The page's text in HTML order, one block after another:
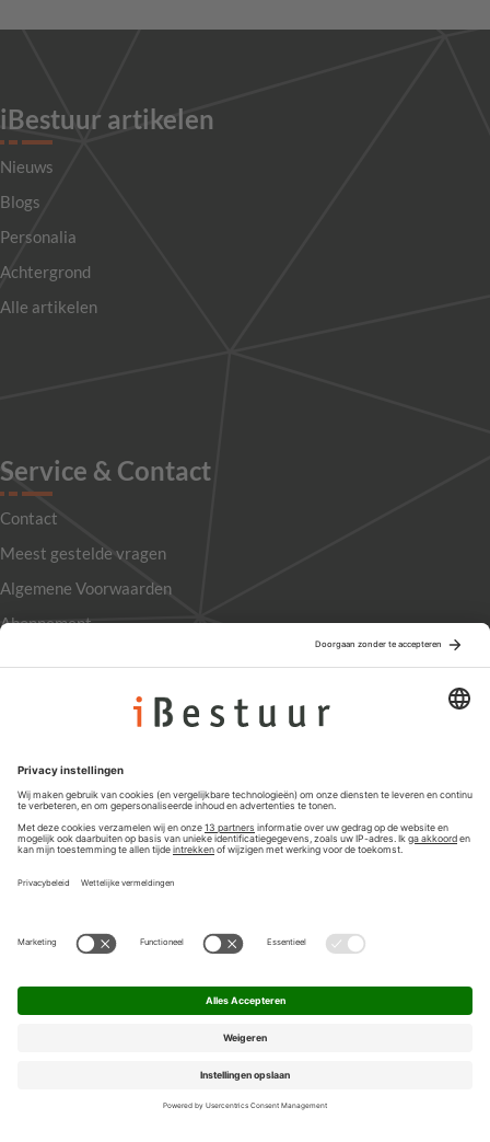
iBestuur artikelen
Nieuws
Blogs
Personalia
Achtergrond
Alle artikelen
Service & Contact
Contact
Meest gestelde vragen
Algemene Voorwaarden
Abonnement
Privacyinstellingen